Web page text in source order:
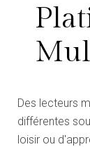
Des lecteurs
différentes
loisir ou